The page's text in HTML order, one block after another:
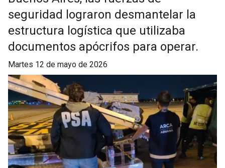
seguridad lograron desmantelar la
estructura logística que utilizaba
documentos apócrifos para operar.
martes 12 de mayo de 2026